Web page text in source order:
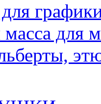
масса для